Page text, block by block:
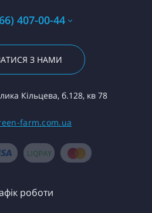
407-00-44
З НАМИ
Кільцева, б.128, кв 78
farm.com.ua
роботи